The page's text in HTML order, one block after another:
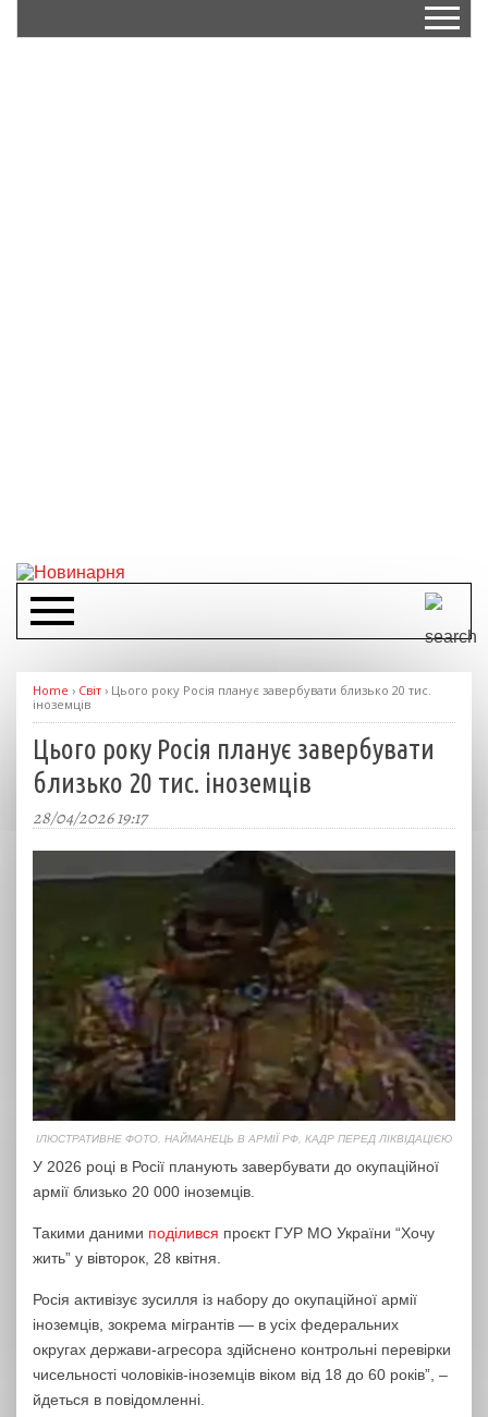
Home › Світ › Цього року Росія планує завербувати близько 20 тис.
іноземців
Цього року Росія планує завербувати
близько 20 тис. іноземців
28/04/2026 19:17
ІЛЮСТРАТИВНЕ ФОТО. НАЙМАНЕЦЬ В АРМІЇ РФ, КАДР ПЕРЕД ЛІКВІДАЦІЄЮ
У 2026 році в Росії планують завербувати до окупаційної
армії близько 20 000 іноземців.
Такими даними поділився проєкт ГУР МО України “Хочу
жить” у вівторок, 28 квітня.
Росія активізує зусилля із набору до окупаційної армії
іноземців, зокрема мігрантів ― в усіх федеральних
округах держави-агресора здійснено контрольні перевірки
чисельності чоловіків-іноземців віком від 18 до 60 років”, –
йдеться в повідомленні.